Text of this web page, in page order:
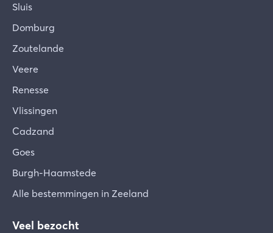
Sluis
Domburg
Zoutelande
Veere
Renesse
Vlissingen
Cadzand
Goes
Burgh-Haamstede
Alle bestemmingen in Zeeland
Veel bezocht